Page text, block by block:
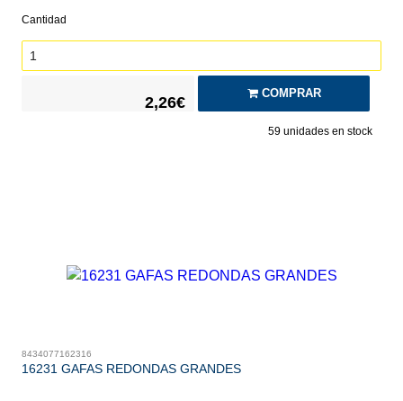
Cantidad
2,26€
COMPRAR
59unidades en stock
8434077162316
16231 GAFAS REDONDAS GRANDES